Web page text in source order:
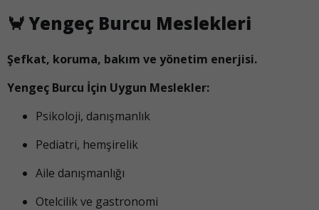
🦀Yengeç Burcu Meslekleri
Şefkat, koruma, bakım ve yönetim enerjisi.
Yengeç Burcu İçin Uygun Meslekler:
Psikoloji, danışmanlık
Pediatri, hemşirelik
Aile danışmanlığı
Otelcilik ve gastronomi